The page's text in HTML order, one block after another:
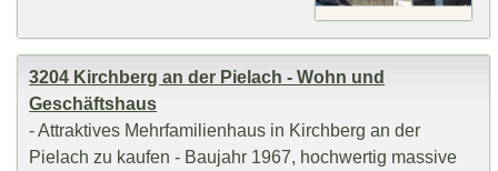
3204 Kirchberg an der Pielach - Wohn und
Geschäftshaus
- Attraktives Mehrfamilienhaus in Kirchberg an der
Pielach zu kaufen - Baujahr 1967, hochwertig massive